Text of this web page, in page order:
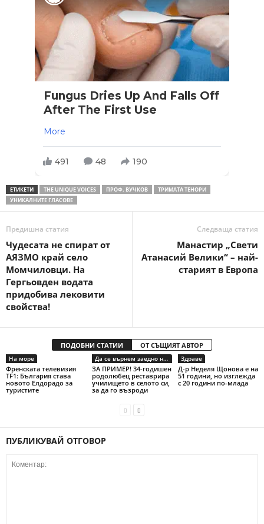
Fungus Dries Up And Falls Off
After The First Use
More
491 48 190
ЕТИКЕТИ THE UNIQUE VOICES ПРОФ. ВУЧКОВ
ТРИМАТА ТЕНОРИ
УНИКАЛНИТЕ ГЛАСОВЕ
Предишна статия
Чудесата не спират от
АЯЗМО край село
Момчиловци. На
Гергьовден водата
придобива лековити
свойства!
Следваща статия
Манастир „Свети
Атанасий Велики“ – най-
старият в Европа
ПОДОБНИ СТАТИИ ОТ СЪЩИЯТ АВТОР
На море
Френската телевизия
TF1: България става
новото Елдорадо за
туристите
Да се върнем заедно на село
ЗА ПРИМЕР! 34-годишен
родолюбец реставрира
училището в селото си,
за да го възроди
Здраве
Д-р Неделя Щонова е на
51 години, но изглежда
с 20 години по-млада
ПУБЛИКУВАЙ ОТГОВОР